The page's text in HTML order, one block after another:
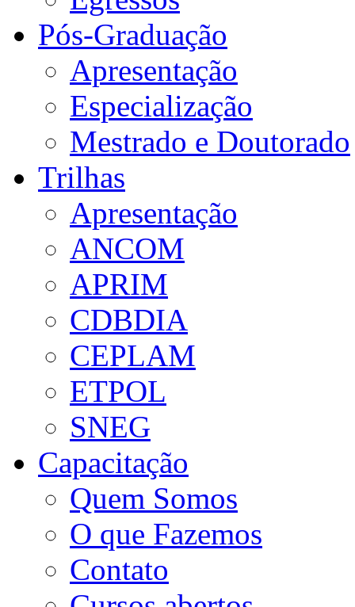
Pós-Graduação
Apresentação
Especialização
Mestrado e Doutorado
Trilhas
Apresentação
ANCOM
APRIM
CDBDIA
CEPLAM
ETPOL
SNEG
Capacitação
Quem Somos
O que Fazemos
Contato